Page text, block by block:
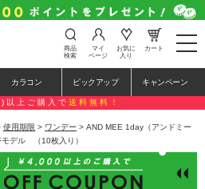
t
o
e
n
a
a
商品
検索
マイ
ページ
お気に
入り
カート
カラコン ピックアップ キャンペーン
上ご購入で 送料無料！
使用期限 > ワンデー > AND MEE 1day（アンドミー
デル （10枚入り）